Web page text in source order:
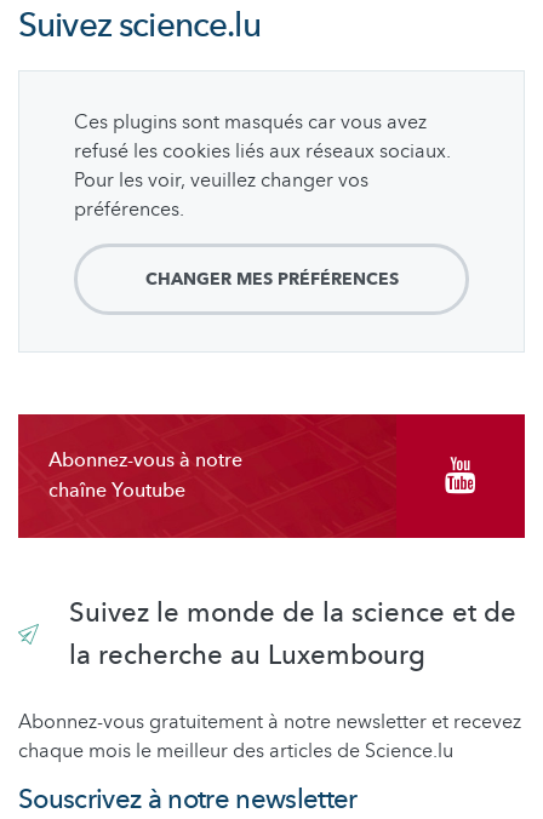
Suivezscience.lu
Ces plugins sont masqués car vous avez
refusé les cookies liés aux réseaux sociaux.
Pour les voir, veuillez changer vos
préférences.
CHANGER MES PRÉFÉRENCES
Abonnez-vous à notre
chaîne Youtube
Suivez le monde de la science et de
la recherche au Luxembourg
Abonnez-vous gratuitement à notre newsletter et recevez
chaque mois le meilleur des articles de Science.lu
Souscrivez à notre newsletter